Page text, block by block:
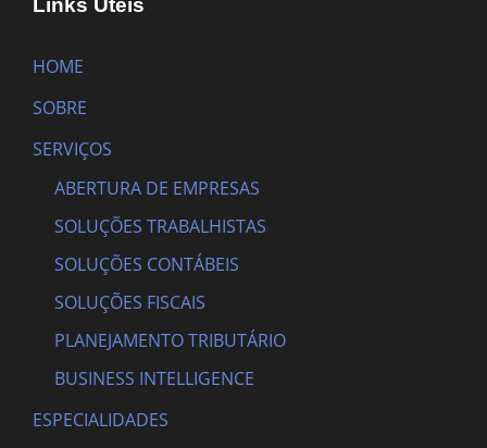
Links Úteis
HOME
SOBRE
SERVIÇOS
ABERTURA DE EMPRESAS
SOLUÇÕES TRABALHISTAS
SOLUÇÕES CONTÁBEIS
SOLUÇÕES FISCAIS
PLANEJAMENTO TRIBUTÁRIO
BUSINESS INTELLIGENCE
ESPECIALIDADES